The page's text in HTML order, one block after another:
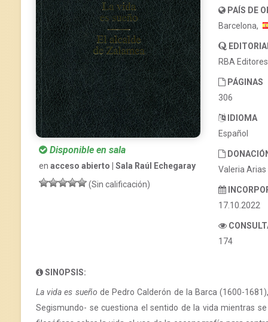
Disponible en sala
en acceso abierto | Sala Raúl Echegaray
(Sin calificación)
PAÍS DE
Barcelona,
RBA Editores
PÁGINAS
306
IDIOMA
Español
Valeria Arias
17.10.2022
174
SINOPSIS:
La vida es sueño de Pedro Calderón de la Barca (1600-
Segismundo- se cuestiona el sentido de la vida mientras